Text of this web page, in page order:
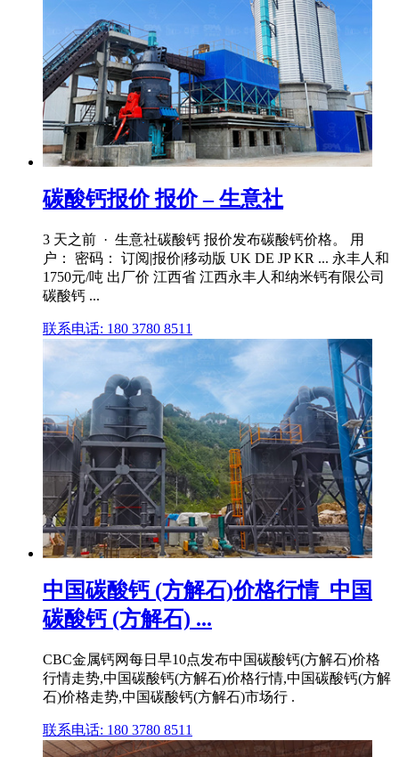
碳酸钙报价 报价 – 生意社
3 天之前 · 生意社碳酸钙 报价发布碳酸钙价格。 用
户： 密码： 订阅|报价|移动版 UK DE JP KR ... 永丰人和
1750元/吨 出厂价 江西省 江西永丰人和纳米钙有限公司
碳酸钙 ...
联系电话: 180 3780 8511
中国碳酸钙 (方解石)价格行情_中国
碳酸钙 (方解石) ...
CBC金属钙网每日早10点发布中国碳酸钙(方解石)价格
行情走势,中国碳酸钙(方解石)价格行情,中国碳酸钙(方解
石)价格走势,中国碳酸钙(方解石)市场行 .
联系电话: 180 3780 8511